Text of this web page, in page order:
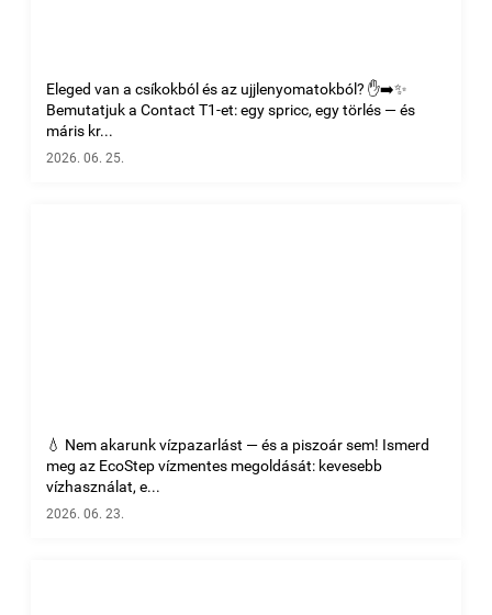
Eleged van a csíkokból és az ujjlenyomatokból? ✋➡️✨
Bemutatjuk a Contact T1-et: egy spricc, egy törlés — és
máris kr...
2026. 06. 25.
💧 Nem akarunk vízpazarlást — és a piszoár sem! Ismerd
meg az EcoStep vízmentes megoldását: kevesebb
vízhasználat, e...
2026. 06. 23.